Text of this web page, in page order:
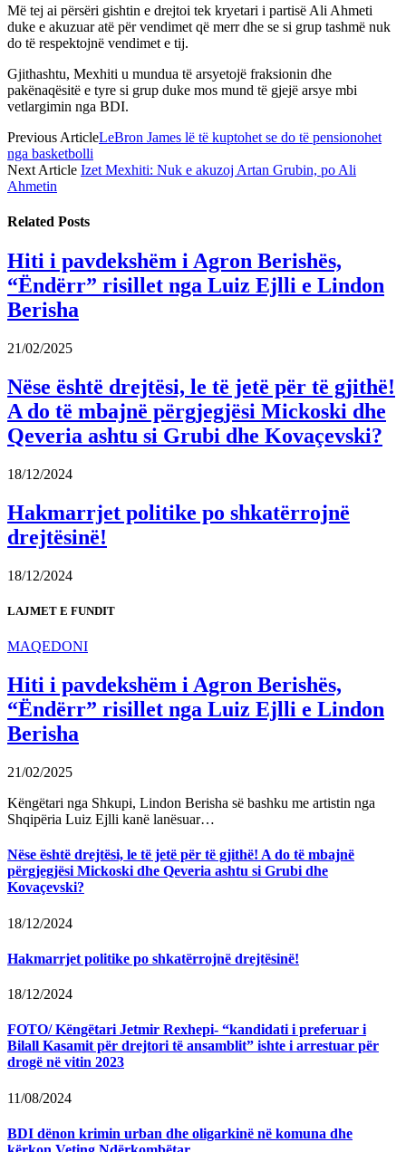
Më tej ai përsëri gishtin e drejtoi tek kryetari i partisë Ali Ahmeti
duke e akuzuar atë për vendimet që merr dhe se si grup tashmë nuk
do të respektojnë vendimet e tij.
Gjithashtu, Mexhiti u mundua të arsyetojë fraksionin dhe
pakënaqësitë e tyre si grup duke mos mund të gjejë arsye mbi
vetlargimin nga BDI.
Previous ArticleLeBron James lë të kuptohet se do të pensionohet
nga basketbolli
Next Article Izet Mexhiti: Nuk e akuzoj Artan Grubin, po Ali
Ahmetin
Related Posts
Hiti i pavdekshëm i Agron Berishës,
“Ëndërr” risillet nga Luiz Ejlli e Lindon
Berisha
21/02/2025
Nëse është drejtësi, le të jetë për të gjithë!
A do të mbajnë përgjegjësi Mickoski dhe
Qeveria ashtu si Grubi dhe Kovaçevski?
18/12/2024
Hakmarrjet politike po shkatërrojnë
drejtësinë!
18/12/2024
LAJMET E FUNDIT
MAQEDONI
Hiti i pavdekshëm i Agron Berishës,
“Ëndërr” risillet nga Luiz Ejlli e Lindon
Berisha
21/02/2025
Këngëtari nga Shkupi, Lindon Berisha së bashku me artistin nga
Shqipëria Luiz Ejlli kanë lanësuar…
Nëse është drejtësi, le të jetë për të gjithë! A do të mbajnë
përgjegjësi Mickoski dhe Qeveria ashtu si Grubi dhe
Kovaçevski?
18/12/2024
Hakmarrjet politike po shkatërrojnë drejtësinë!
18/12/2024
FOTO/ Këngëtari Jetmir Rexhepi- “kandidati i preferuar i
Bilall Kasamit për drejtori të ansamblit” ishte i arrestuar për
drogë në vitin 2023
11/08/2024
BDI dënon krimin urban dhe oligarkinë në komuna dhe